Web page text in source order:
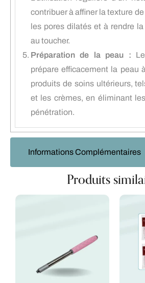
Informations Complémentaires
contribuer à affiner la texture
les pores dilatés et à rendre
au toucher.
Préparation de la peau :
prépare efficacement la peau
produits de soins ultérieurs,
et les crèmes, en éliminant
pénétration.
Produits